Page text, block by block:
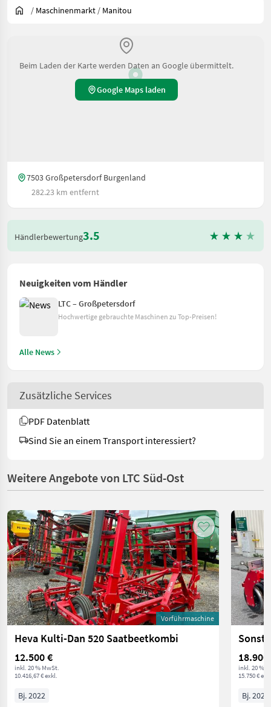
/ Maschinenmarkt / Manitou
Beim Laden der Karte werden Daten an Google übermittelt.
Google Maps laden
7503 Großpetersdorf Burgenland
282.23 km entfernt
Händlerbewertung3.5
Neuigkeiten vom Händler
LTC – Großpetersdorf
Hochwertige gebrauchte Maschinen zu Top-Preisen!
Alle News
Zusätzliche Services
PDF Datenblatt
Sind Sie an einem Transport interessiert?
Weitere Angebote von LTC Süd-Ost
Vorführmaschine
Heva Kulti-Dan 520 Saatbeetkombi
12.500 €
inkl. 20 % MwSt.
10.416,67 € exkl.
Bj. 2022
18.900
inkl. 20 %
15.750 €
Bj. 2024